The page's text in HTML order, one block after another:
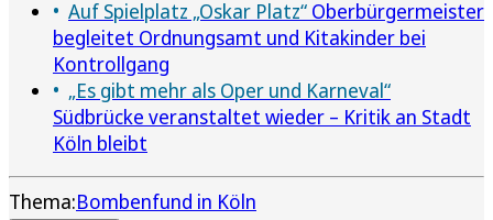
Auf Spielplatz „Oskar Platz“ Oberbürgermeister
begleitet Ordnungsamt und Kitakinder bei
Kontrollgang
„Es gibt mehr als Oper und Karneval“
Südbrücke veranstaltet wieder – Kritik an Stadt
Köln bleibt
Thema:Bombenfund in Köln